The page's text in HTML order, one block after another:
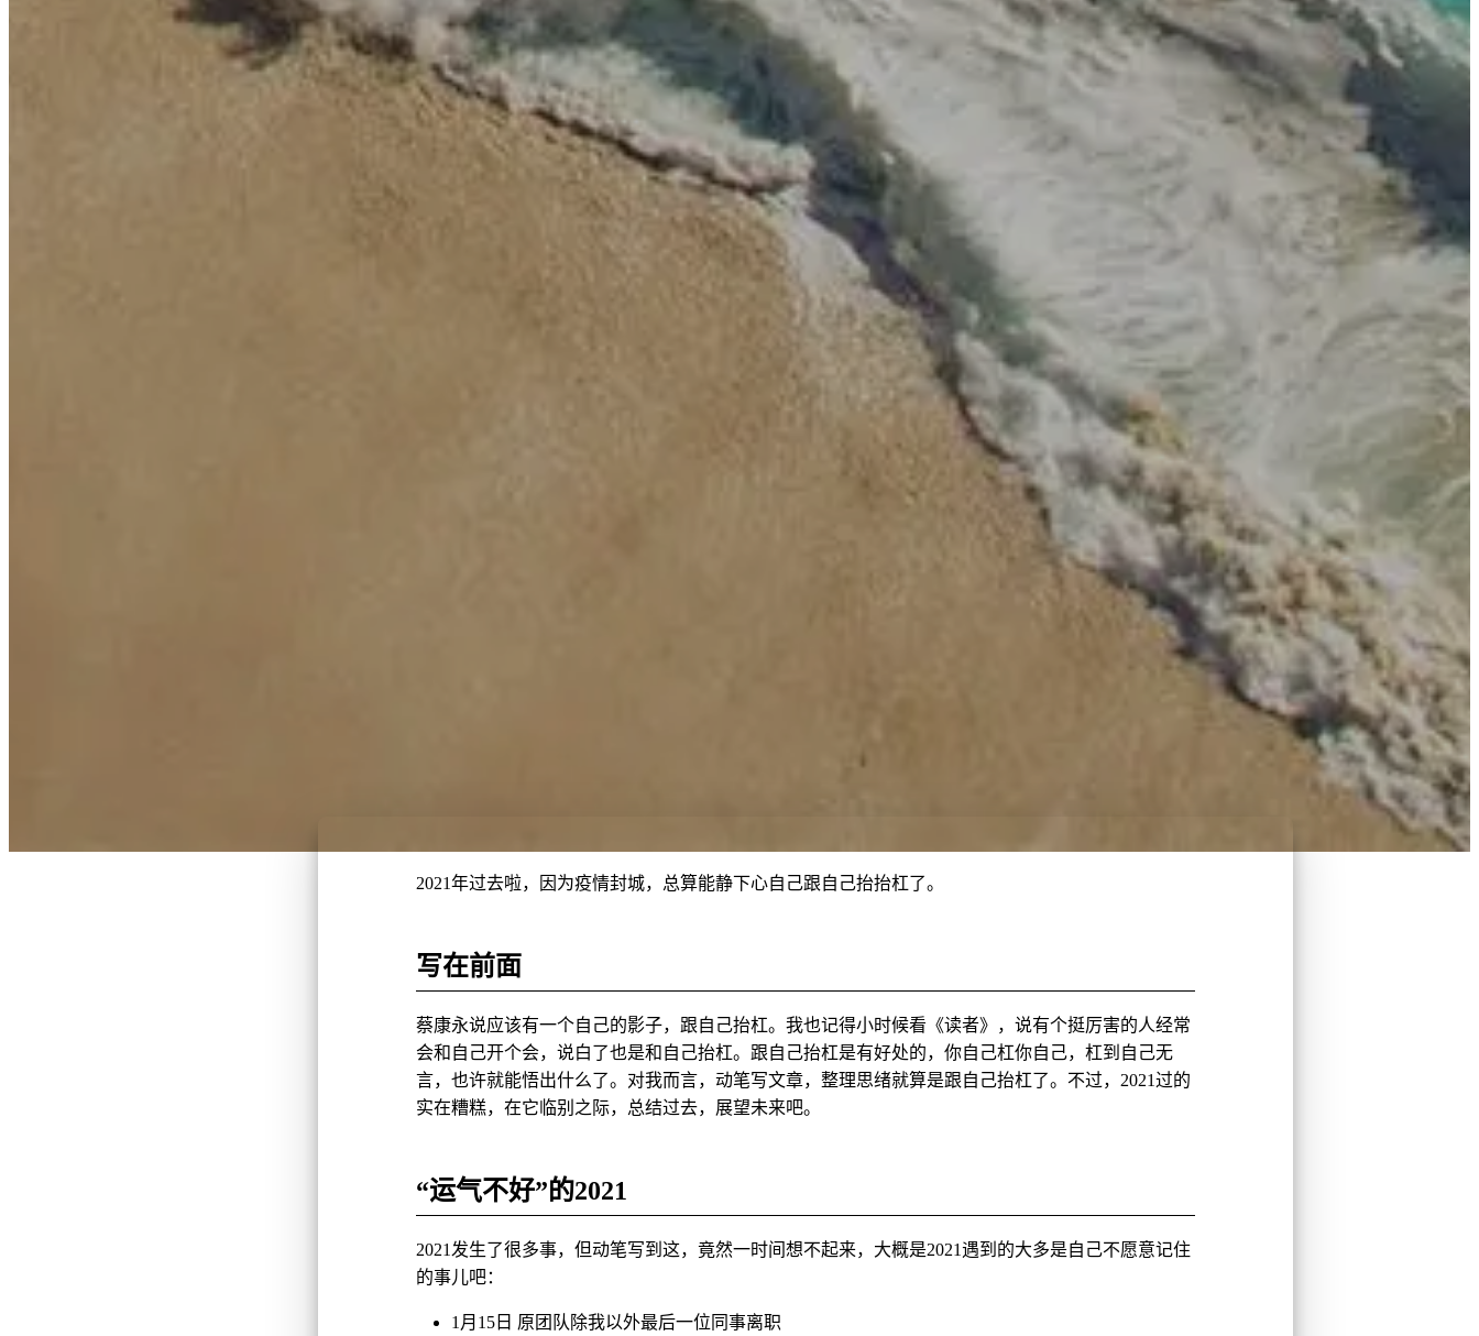
2021年过去啦，因为疫情封城，总算能静下心自己跟自己抬抬杠了。
写在前面
蔡康永说应该有一个自己的影子，跟自己抬杠。我也记得小时候看《读者》，说有个挺厉害的人经常
会和自己开个会，说白了也是和自己抬杠。跟自己抬杠是有好处的，你自己杠你自己，杠到自己无
言，也许就能悟出什么了。对我而言，动笔写文章，整理思绪就算是跟自己抬杠了。不过，2021过的
实在糟糕，在它临别之际，总结过去，展望未来吧。
“运气不好”的2021
2021发生了很多事，但动笔写到这，竟然一时间想不起来，大概是2021遇到的大多是自己不愿意记住
的事儿吧：
1月15日 原团队除我以外最后一位同事离职